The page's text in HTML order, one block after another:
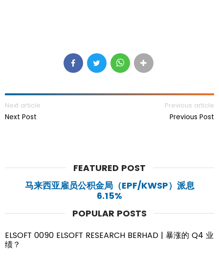
Next article
Next Post
Previous article
Previous Post
FEATURED POST
马来西亚雇员公积金局（EPF/KWSP）派息
6.15%
POPULAR POSTS
ELSOFT 0090 ELSOFT RESEARCH BERHAD | 暴涨的 Q4 业
绩？